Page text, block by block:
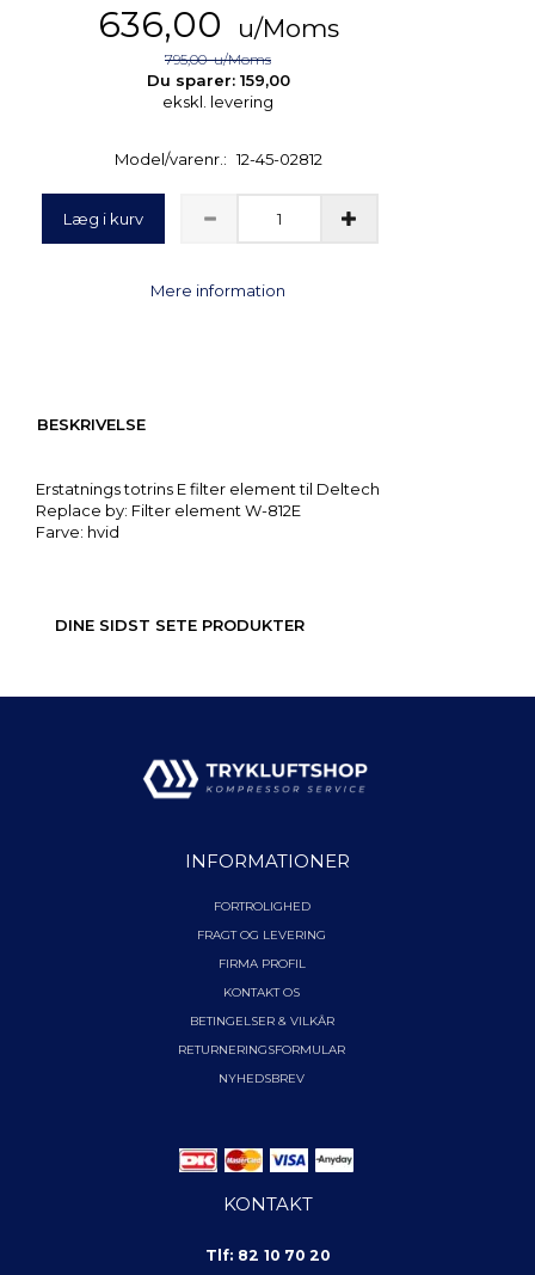
636,00 u/Moms
795,00u/Moms
Du sparer: 159,00
ekskl. levering
Model/varenr.: 12-45-02812
Læg i kurv
Mere information
BESKRIVELSE
Erstatnings totrins E filter element til Deltech
Replace by: Filter element W-812E
Farve: hvid
DINE SIDST SETE PRODUKTER
INFORMATIONER
FORTROLIGHED
FRAGT OG LEVERING
FIRMA PROFIL
KONTAKT OS
BETINGELSER & VILKÅR
RETURNERINGSFORMULAR
NYHEDSBREV
KONTAKT
Tlf: 82 10 70 20